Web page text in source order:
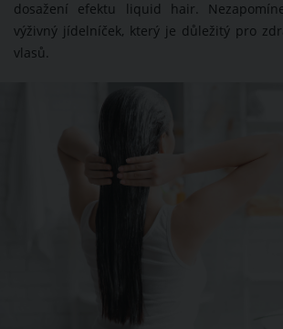
dosažení efektu liquid hair.
výživný jídelníček, který je důležitý pro
vlasů.